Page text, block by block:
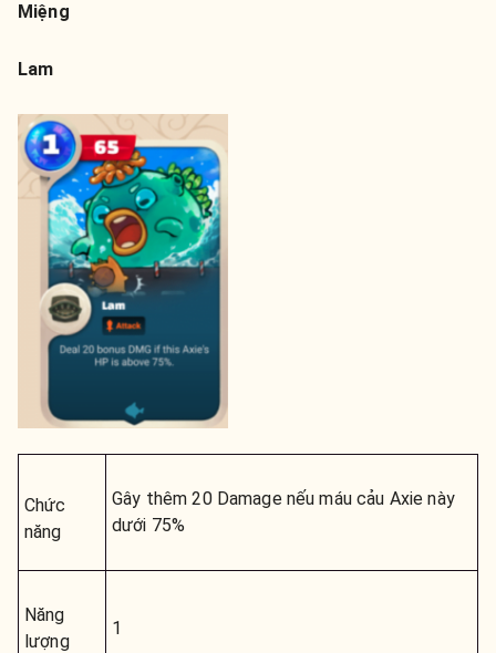
Miệng
Lam
Chức
năng
Gây thêm 20 Damage nếu máu cảu Axie này
dưới 75%
Năng
lượng
1